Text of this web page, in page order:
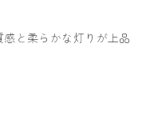
と柔らかな灯りが上品